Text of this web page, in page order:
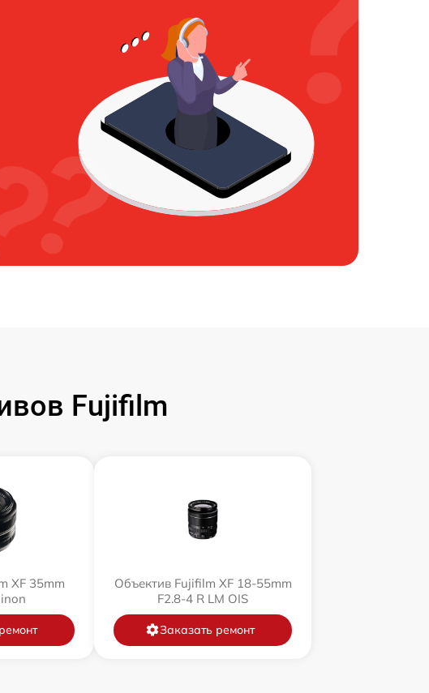
Fujifilm
XF 35mm
Объектив Fujifilm XF 18-55mm
F2.8-4 R LM OIS
Заказать ремонт